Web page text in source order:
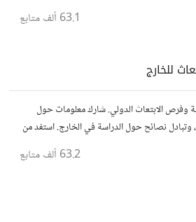
63.1 ألف متابع
للخارج
وفرص الابتعاث الدولي. شارك معلومات حول
وتبادل نصائح حول الدراسة في الخارج. استفد من
63.2 ألف متابع